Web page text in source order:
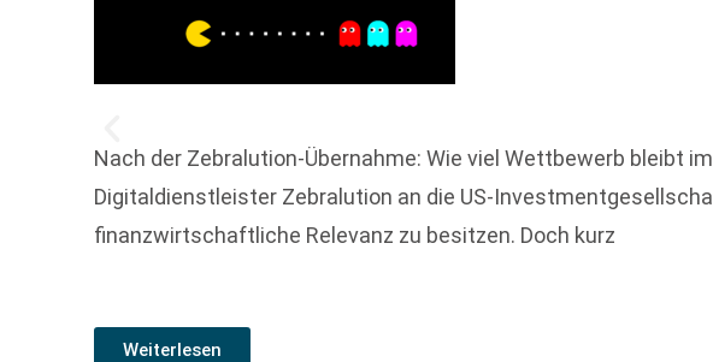
Nach der Zebralution-Übernahme: Wie viel Wettbewerb bleibt
Digitaldienstleister Zebralution an die US-
finanzwirtschaftliche Relevanz zu besitzen. Doch kurz
Weiterlesen